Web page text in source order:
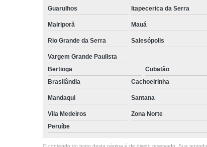
Guarulhos Itapecerica da Serra
Mairiporã Mauá
Rio Grande da Serra Salesópolis
Vargem Grande Paulista
Bertioga
Cubatão
Brasilândia
Cachoeirinha
Mandaqui Santana
Vila Medeiros
Zona Norte
Peruíbe
O conteúdo do texto desta página é de direito reservado. Sua